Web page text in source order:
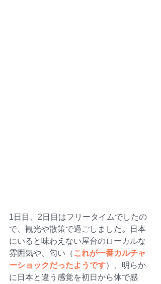
1日目、2日目はフリータイムでしたの
で、観光や散策で過ごしました。
日本
にいると味わえない屋台のローカルな
雰囲気や、匂い（ これが一番カルチャ
ーショックだったようです）、明らか
に日本と違う感覚を初日から体で感